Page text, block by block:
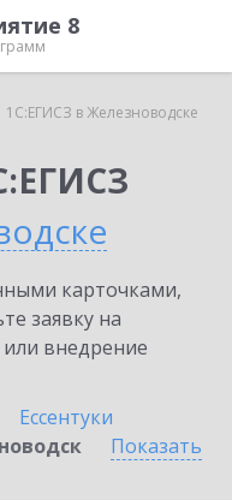
8
1С:ЕГИСЗ в Железноводске
карточками,
заявку на
внедрение
Ессентуки
Показать